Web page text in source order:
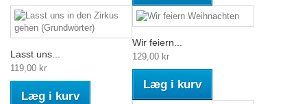
Lasst uns...
119,00 kr
Læg i kurv
Wir feiern...
129,00 kr
Læg i kurv